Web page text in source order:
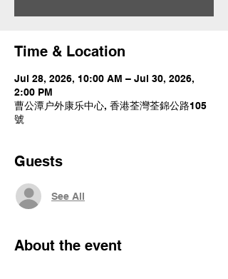
Time & Location
Jul 28, 2026, 10:00 AM – Jul 30, 2026,
2:00 PM
曹公潭户外康乐中心, 香港荃灣荃錦公路105
號
Guests
See All
About the event